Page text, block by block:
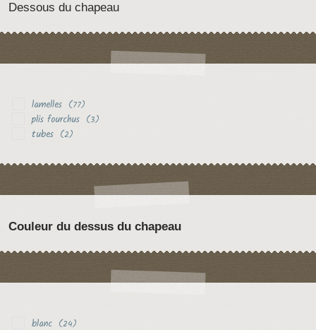
Dessous du chapeau
lamelles (77)
plis fourchus (3)
tubes (2)
Couleur du dessus du chapeau
blanc (24)